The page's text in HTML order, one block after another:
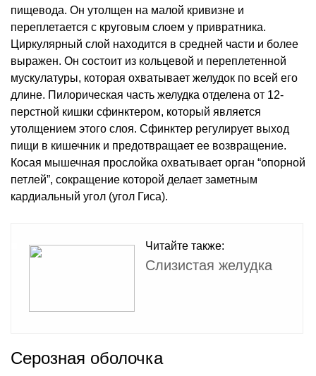
пищевода. Он утолщен на малой кривизне и
переплетается с круговым слоем у привратника.
Циркулярный слой находится в средней части и более
выражен. Он состоит из кольцевой и переплетенной
мускулатуры, которая охватывает желудок по всей его
длине. Пилорическая часть желудка отделена от 12-
перстной кишки сфинктером, который является
утолщением этого слоя. Сфинктер регулирует выход
пищи в кишечник и предотвращает ее возвращение.
Косая мышечная прослойка охватывает орган “опорной
петлей”, сокращение которой делает заметным
кардиальный угол (угол Гиса).
Читайте также:
Слизистая желудка
Серозная оболочка